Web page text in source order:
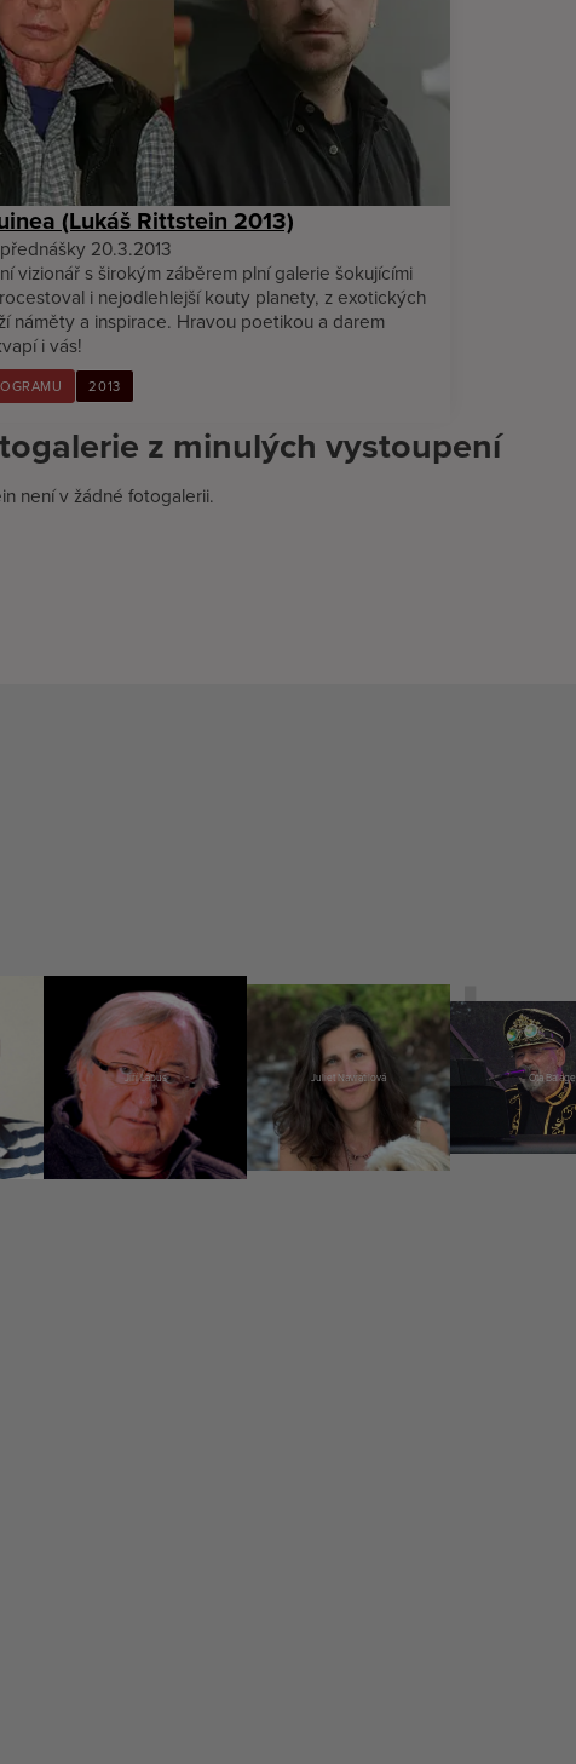
(Lukáš Rittstein 2013)
20.3.2013
vizionář s širokým záběrem plní galerie šokujícími
i nejodlehlejší kouty planety, z exotických
náměty a inspirace. Hravou poetikou a darem
i vás!
2013
z minulých vystoupení
není v žádné fotogalerii.
Jiří Lábus Juliet Navrátilová Ota Balage